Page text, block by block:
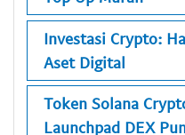
Investasi Crypto:
Aset Digital
Token Solana
Launchpad DEX